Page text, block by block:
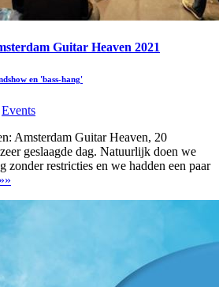
Guitar Heaven 2021
en 'bass-hang'
Events
Amsterdam Guitar Heaven, 20
geslaagde dag. Natuurlijk doen we
zonder restricties en we hadden een paar